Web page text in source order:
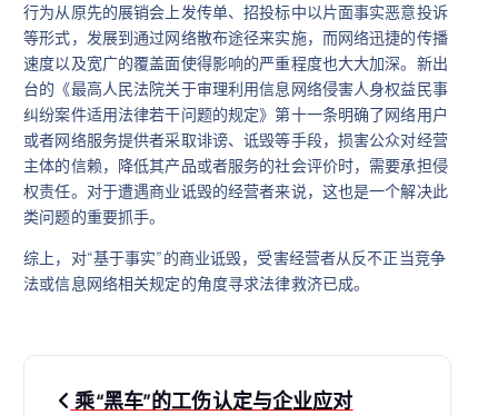
行为从原先的展销会上发传单、招投标中以片面事实恶意投诉
等形式，发展到通过网络散布途径来实施，而网络迅捷的传播
速度以及宽广的覆盖面使得影响的严重程度也大大加深。新出
台的《最高人民法院关于审理利用信息网络侵害人身权益民事
纠纷案件适用法律若干问题的规定》第十一条明确了网络用户
或者网络服务提供者采取诽谤、诋毁等手段，损害公众对经营
主体的信赖，降低其产品或者服务的社会评价时，需要承担侵
权责任。对于遭遇商业诋毁的经营者来说，这也是一个解决此
类问题的重要抓手。
综上，对“基于事实”的商业诋毁，受害经营者从反不正当竞争
法或信息网络相关规定的角度寻求法律救济已成。
文 乘“黑车”的工伤认定与企业应对